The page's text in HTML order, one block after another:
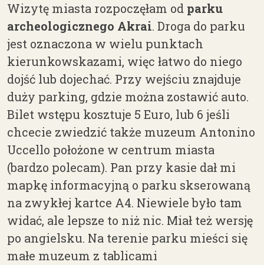
Wizytę miasta rozpoczęłam od parku
archeologicznego Akrai. Droga do parku
jest oznaczona w wielu punktach
kierunkowskazami, więc łatwo do niego
dojść lub dojechać. Przy wejściu znajduje
duży parking, gdzie można zostawić auto.
Bilet wstępu kosztuje 5 Euro, lub 6 jeśli
chcecie zwiedzić także muzeum Antonino
Uccello położone w centrum miasta
(bardzo polecam). Pan przy kasie dał mi
mapkę informacyjną o parku skserowaną
na zwykłej kartce A4. Niewiele było tam
widać, ale lepsze to niż nic. Miał też wersję
po angielsku. Na terenie parku mieści się
małe muzeum z tablicami